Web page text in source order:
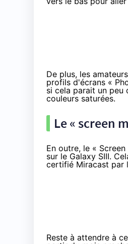
De plus, les
profils d'écrans «
si cela parait un
couleurs saturées.
Le « screen
En outre, le «
sur le Galaxy SIII.
certifié Miracast par
Reste à attendre à